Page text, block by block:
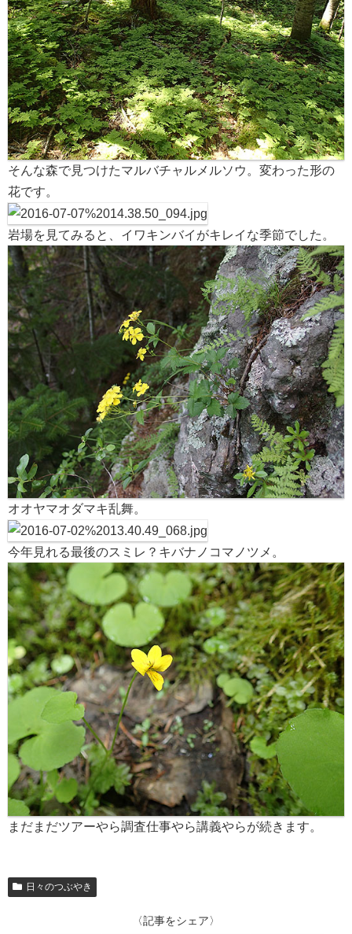
そんな森で見つけたマルバチャルメルソウ。変わった形の
花です。
岩場を見てみると、イワキンバイがキレイな季節でした。
オオヤマオダマキ乱舞。
今年見れる最後のスミレ？キバナノコマノツメ。
まだまだツアーやら調査仕事やら講義やらが続きます。
日々のつぶやき
〈記事をシェア〉